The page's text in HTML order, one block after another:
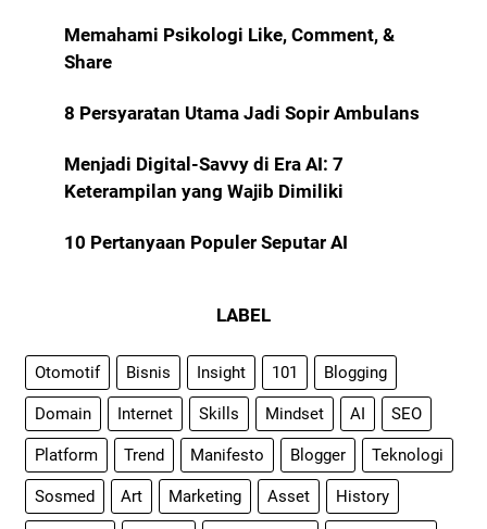
Memahami Psikologi Like, Comment, &
Share
8 Persyaratan Utama Jadi Sopir Ambulans
Menjadi Digital-Savvy di Era AI: 7
Keterampilan yang Wajib Dimiliki
10 Pertanyaan Populer Seputar AI
LABEL
Otomotif Bisnis Insight 101 Blogging
Domain Internet Skills Mindset AI SEO
Platform Trend Manifesto Blogger Teknologi
Sosmed Art Marketing Asset History